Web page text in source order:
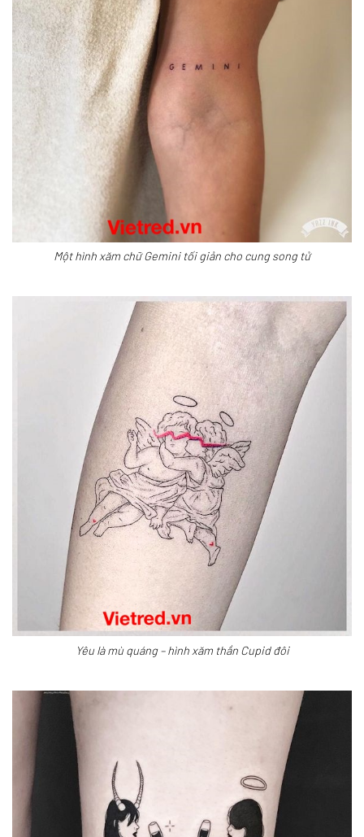
Một hình xăm chữ Gemini tối giản cho cung song tử
Yêu là mù quáng – hình xăm thần Cupid đôi